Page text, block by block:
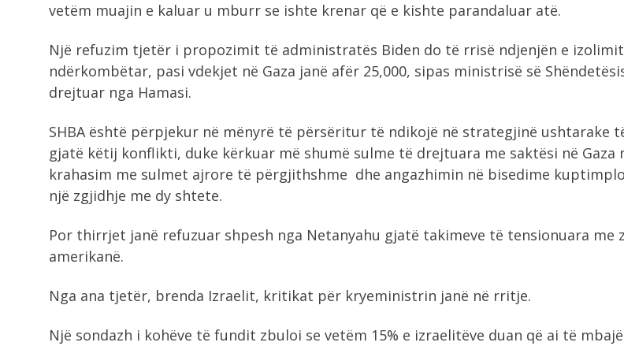
vetëm muajin e kaluar u mburr se ishte krenar që e kishte parandaluar atë.
Një refuzim tjetër i propozimit të administratës Biden do të rrisë ndjenjën e
ndërkombëtar, pasi vdekjet në Gaza janë afër 25,000, sipas ministrisë së
drejtuar nga Hamasi.
SHBA është përpjekur në mënyrë të përsëritur të ndikojë në strategjinë ushtarake
gjatë këtij konflikti, duke kërkuar më shumë sulme të drejtuara me saktësi në Gaza
krahasim me sulmet ajrore të përgjithshme dhe angazhimin në bisedime
një zgjidhje me dy shtete.
Por thirrjet janë refuzuar shpesh nga Netanyahu gjatë takimeve të tensionuara me
amerikanë.
Nga ana tjetër, brenda Izraelit, kritikat për kryeministrin janë në rritje.
Një sondazh i kohëve të fundit zbuloi se vetëm 15% e izraelitëve duan që ai të